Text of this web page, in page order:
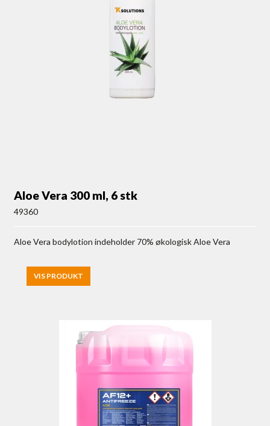
Aloe Vera 300 ml, 6 stk
49360
Aloe Vera bodylotion indeholder 70% økologisk Aloe Vera
VIS PRODUKT